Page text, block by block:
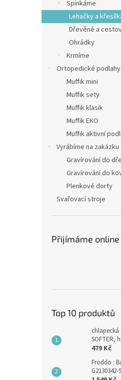
Spinkáme
Lehačky a
Dřevěné a
Ohrádky
Krmíme
Ortopedické podlahy
Muffik mini
Muffik sety
Muffik klasik
Muffik EKO
Muffik aktivní
Vyrábíme na zakázku
Gravírování do
Gravírování do
Plenkové dorty
Svařovací stroje
Přijímáme
Top 10 produktů
SOFTER,
479 Kč
Froddo :